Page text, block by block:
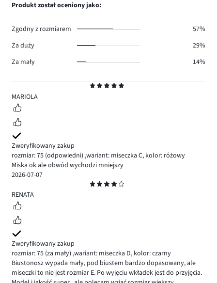
5
MARIOLA
Zweryfikowany zakup
rozmiar: 75 (odpowiedni) ,wariant: miseczka C, kolor: różowy
Miska ok ale obwód wychodzi mniejszy
2026-07-07
4
RENATA
Zweryfikowany zakup
rozmiar: 75 (za mały) ,wariant: miseczka D, kolor: czarny
Biustonosz wypada mały, pod biustem bardzo dopasowany, ale
miseczki to nie jest rozmiar E. Po wyjęciu wkładek jest do przyjęcia.
Produkt został oceniony jako:
Zgodny z rozmiarem
57%
Za duży
29%
Za mały
14%